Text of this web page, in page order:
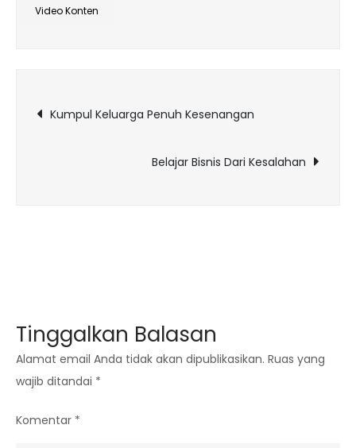
Video Konten
Navigasi
Kumpul Keluarga Penuh Kesenangan
Belajar Bisnis Dari Kesalahan
Tinggalkan Balasan
Alamat email Anda tidak akan dipublikasikan. Ruas yang
wajib ditandai *
Komentar *